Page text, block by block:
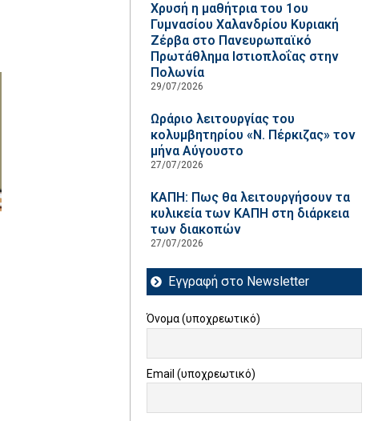
Χρυσή η μαθήτρια του 1ου
Γυμνασίου Χαλανδρίου Κυριακή
Ζέρβα στο Πανευρωπαϊκό
Πρωτάθλημα Ιστιοπλοΐας στην
Πολωνία
29/07/2026
Ωράριο λειτουργίας του
κολυμβητηρίου «Ν. Πέρκιζας» τον
μήνα Αύγουστο
27/07/2026
ΚΑΠΗ: Πως θα λειτουργήσουν τα
κυλικεία των ΚΑΠΗ στη διάρκεια
των διακοπών
27/07/2026
Εγγραφή στο Newsletter
Όνομα (υποχρεωτικό)
Email (υποχρεωτικό)